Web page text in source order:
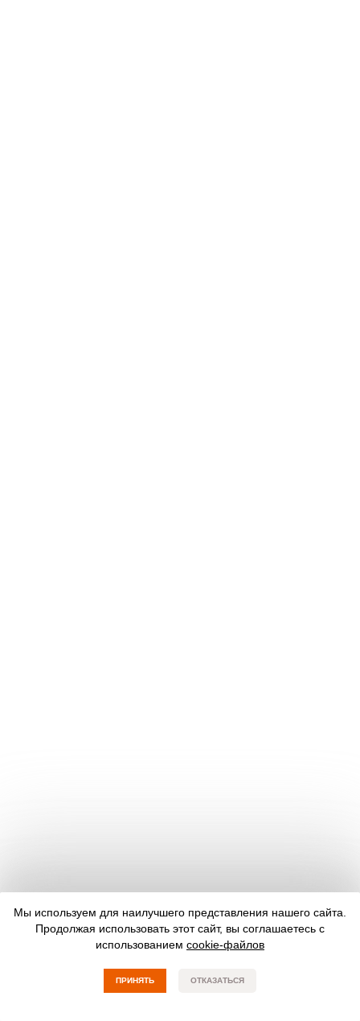
Мы используем для наилучшего представления нашего сайта.
Продолжая использовать этот сайт, вы соглашаетесь с
использованием cookie-файлов
ПРИНЯТЬ ОТКАЗАТЬСЯ